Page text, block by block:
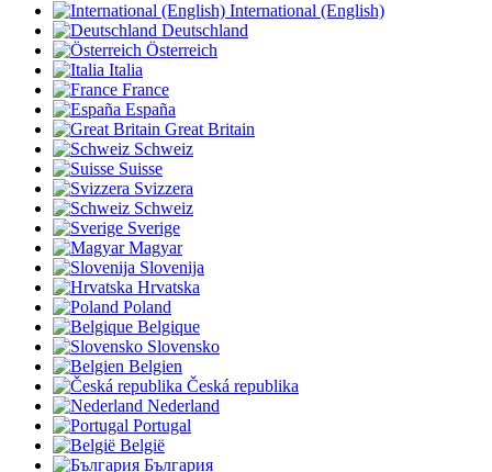
International (English)
Deutschland
Österreich
Italia
France
España
Great Britain
Schweiz
Suisse
Svizzera
Schweiz
Sverige
Magyar
Slovenija
Hrvatska
Poland
Belgique
Slovensko
Belgien
Česká republika
Nederland
Portugal
België
България